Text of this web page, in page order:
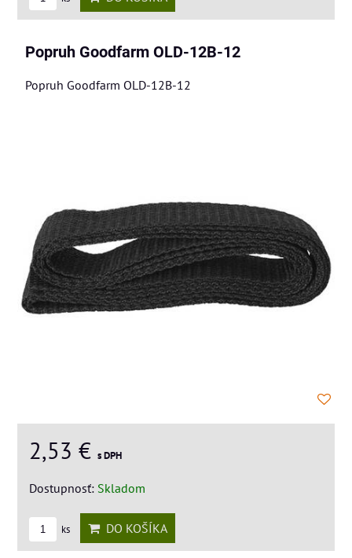
Popruh Goodfarm OLD-12B-12
Popruh Goodfarm OLD-12B-12
2,53 € s DPH
Dostupnosť: Skladom
ks DO KOŠÍKA